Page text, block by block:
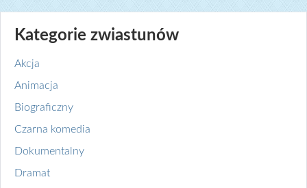
Kategorie zwiastunów
Akcja
Animacja
Biograficzny
Czarna komedia
Dokumentalny
Dramat